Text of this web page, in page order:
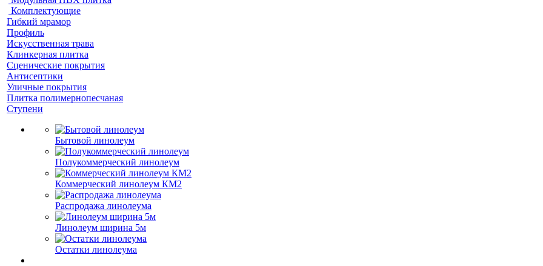
Комплектующие
Гибкий мрамор
Профиль
Искусственная трава
Клинкерная плитка
Сценические покрытия
Антисептики
Уличные покрытия
Плитка полимернопесчаная
Ступени
Бытовой линолеум
Полукоммерческий линолеум
Коммерческий линолеум КМ2
Распродажа линолеума
Линолеум ширина 5м
Остатки линолеума